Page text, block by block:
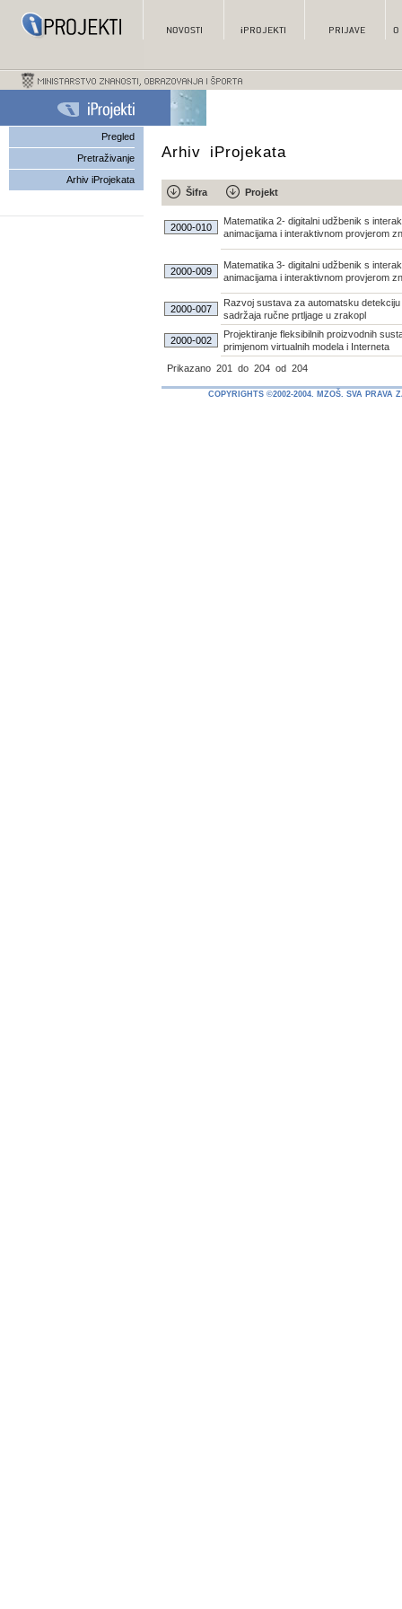
Pregled
Pretraživanje
Arhiv iProjekata
Arhiv iProjekata
Šifra Projekt
2000-010
Matematika 2- digitalni udžbenik s
animacijama i interaktivnom provjerom
2000-009
Matematika 3- digitalni udžbenik s
animacijama i interaktivnom provjerom
2000-007
Razvoj sustava za automatsku detekciju
sadržaja ručne prtljage u zrakopl
2000-002
Projektiranje fleksibilnih proizvodnih
primjenom virtualnih modela i Interneta
Prikazano 201 do 204 od 204
COPYRIGHTS ©2002-2004. MZOŠ. SVA PRAVA